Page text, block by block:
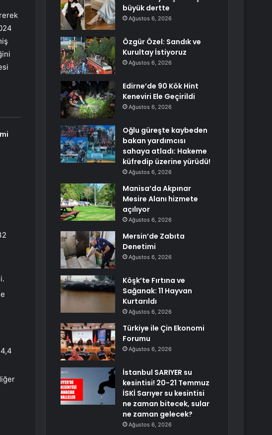
büyük dertte
Ağustos 6, 2026
Özgür Özel: Sandık ve
Kurultay İstiyoruz
Ağustos 6, 2026
Edirne’de 90 Kök Hint
Keneviri Ele Geçirildi
Ağustos 6, 2026
Oğlu güreşte kaybeden
bakan yardımcısı
sahaya atladı: Hakeme
küfredip üzerine yürüdü!
Ağustos 6, 2026
Manisa’da Akpınar
Mesire Alanı hizmete
açılıyor
Ağustos 6, 2026
Mersin’de Zabıta
Denetimi
Ağustos 6, 2026
Köşk’te Fırtına ve
Sağanak: 11 Hayvan
Kurtarıldı
Ağustos 6, 2026
Türkiye ile Çin Ekonomi
Forumu
Ağustos 6, 2026
İstanbul SARIYER su
kesintisi! 20-21 Temmuz
İSKİ Sarıyer su kesintisi
ne zaman bitecek, sular
ne zaman gelecek?
Ağustos 6, 2026